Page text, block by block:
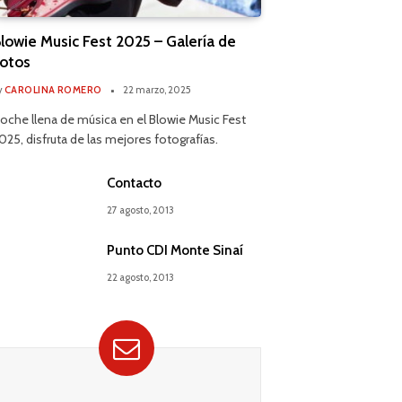
Music Fest 2025 – Galería de
CAROLINA ROMERO 22 marzo, 2025
llena de música en el Blowie Music Fest
disfruta de las mejores fotografías.
Contacto
27 agosto, 2013
Punto CDI Monte Sinaí
22 agosto, 2013